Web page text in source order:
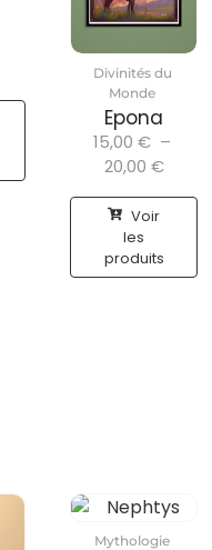
Divinités du
Monde
Epona
15,00 € –
20,00 €
Voir
les
produits
Mythologie